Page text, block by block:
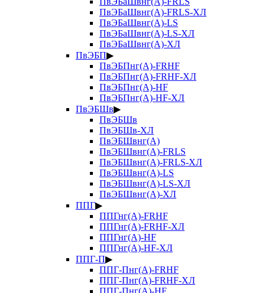
ПвЭБаШвнг(А)-FRLS-ХЛ
ПвЭБаШвнг(А)-LS
ПвЭБаШвнг(А)-LS-ХЛ
ПвЭБаШвнг(А)-ХЛ
ПвЭБП▶
ПвЭБПнг(А)-FRHF
ПвЭБПнг(А)-FRHF-ХЛ
ПвЭБПнг(А)-HF
ПвЭБПнг(А)-HF-ХЛ
ПвЭБШв▶
ПвЭБШв
ПвЭБШв-ХЛ
ПвЭБШвнг(А)
ПвЭБШвнг(А)-FRLS
ПвЭБШвнг(А)-FRLS-ХЛ
ПвЭБШвнг(А)-LS
ПвЭБШвнг(А)-LS-ХЛ
ПвЭБШвнг(А)-ХЛ
ППГ▶
ППГнг(А)-FRHF
ППГнг(А)-FRHF-ХЛ
ППГнг(А)-HF
ППГнг(А)-HF-ХЛ
ППГ-П▶
ППГ-Пнг(А)-FRHF
ППГ-Пнг(А)-FRHF-ХЛ
ППГ-Пнг(А)-HF